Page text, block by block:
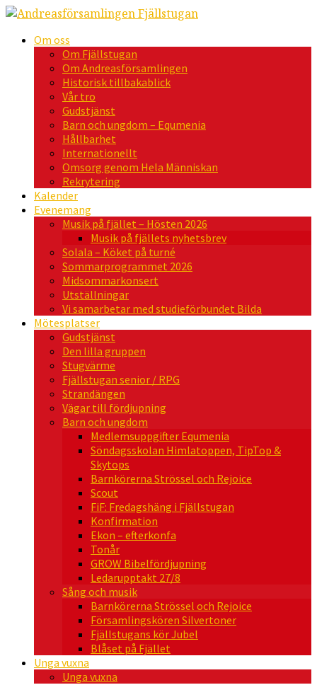
Om oss
Om Fjällstugan
Om Andreasförsamlingen
Historisk tillbakablick
Vår tro
Gudstjänst
Barn och ungdom – Equmenia
Hållbarhet
Internationellt
Omsorg genom Hela Människan
Rekrytering
Kalender
Evenemang
Musik på fjället – Hösten 2026
Musik på fjällets nyhetsbrev
Solala – Köket på turné
Sommarprogrammet 2026
Midsommarkonsert
Utställningar
Vi samarbetar med studieförbundet Bilda
Mötesplatser
Gudstjänst
Den lilla gruppen
Stugvärme
Fjällstugan senior / RPG
Strandängen
Vägar till fördjupning
Barn och ungdom
Medlemsuppgifter Equmenia
Söndagsskolan Himlatoppen, TipTop &
Skytops
Barnkörerna Strössel och Rejoice
Scout
FiF: Fredagshäng i Fjällstugan
Konfirmation
Ekon – efterkonfa
Tonår
GROW Bibelfördjupning
Ledarupptakt 27/8
Sång och musik
Barnkörerna Strössel och Rejoice
Församlingskören Silvertoner
Fjällstugans kör Jubel
Blåset på Fjället
Unga vuxna
Unga vuxna